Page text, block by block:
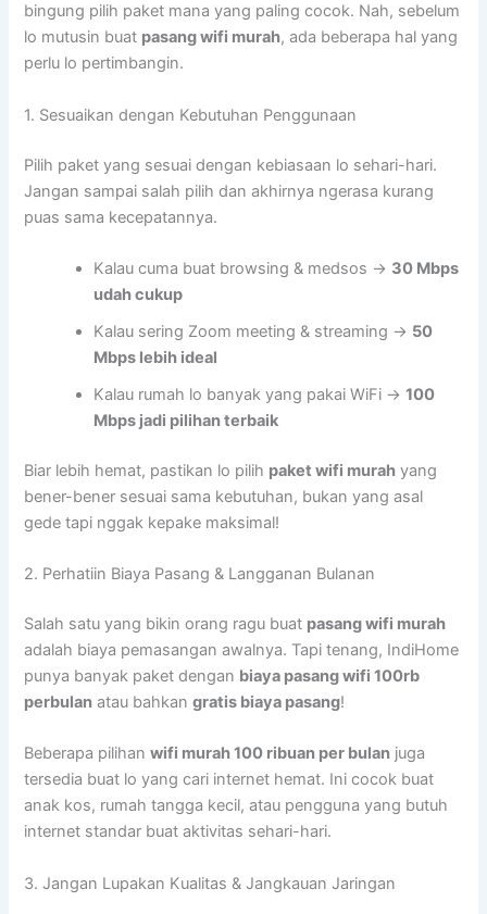
bingung pilih paket mana yang paling cocok. Nah, sebelum
lo mutusin buat pasang wifi murah, ada beberapa hal yang
perlu lo pertimbangin.
1. Sesuaikan dengan Kebutuhan Penggunaan
Pilih paket yang sesuai dengan kebiasaan lo sehari-hari.
Jangan sampai salah pilih dan akhirnya ngerasa kurang
puas sama kecepatannya.
Kalau cuma buat browsing & medsos → 30 Mbps
udah cukup
Kalau sering Zoom meeting & streaming → 50
Mbps lebih ideal
Kalau rumah lo banyak yang pakai WiFi →100
Mbps jadi pilihan terbaik
Biar lebih hemat, pastikan lo pilih paket wifi murah yang
bener-bener sesuai sama kebutuhan, bukan yang asal
gede tapi nggak kepake maksimal!
2. Perhatiin Biaya Pasang & Langganan Bulanan
Salah satu yang bikin orang ragu buat pasang wifi murah
adalah biaya pemasangan awalnya. Tapi tenang, IndiHome
punya banyak paket dengan biaya pasang wifi 100rb
perbulan atau bahkangratis biaya pasang!
Beberapa pilihanwifi murah 100 ribuan per bulan juga
tersedia buat lo yang cari internet hemat. Ini cocok buat
anak kos, rumah tangga kecil, atau pengguna yang butuh
internet standar buat aktivitas sehari-hari.
3. Jangan Lupakan Kualitas & Jangkauan Jaringan